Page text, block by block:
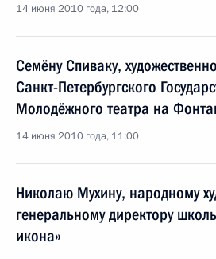
14 июня 2010 года, 12:00
Семёну Спиваку,
Санкт-Петербургского
Молодёжного театра на
14 июня 2010 года, 11:00
Николаю Мухину, народному
генеральному директору
икона»